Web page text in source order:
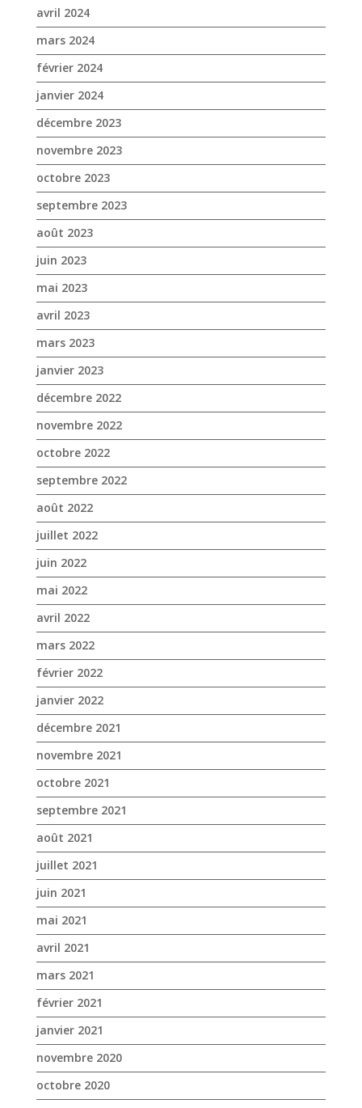
novembre 2023
octobre 2023
septembre 2023
août 2023
juin 2023
mai 2023
avril 2023
mars 2023
janvier 2023
décembre 2022
novembre 2022
octobre 2022
septembre 2022
août 2022
juillet 2022
juin 2022
mai 2022
avril 2022
mars 2022
février 2022
janvier 2022
décembre 2021
novembre 2021
octobre 2021
septembre 2021
août 2021
juillet 2021
juin 2021
mai 2021
avril 2021
mars 2021
février 2021
janvier 2021
novembre 2020
octobre 2020
septembre 2020
août 2020
juillet 2020
juin 2020
mai 2020